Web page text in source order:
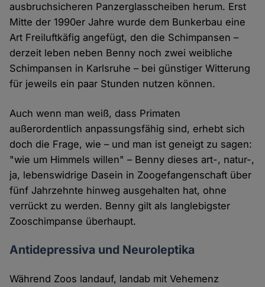
ausbruchsicheren Panzerglasscheiben herum. Erst
Mitte der 1990er Jahre wurde dem Bunkerbau eine
Art Freiluftkäfig angefügt, den die Schimpansen –
derzeit leben neben Benny noch zwei weibliche
Schimpansen in Karlsruhe – bei günstiger Witterung
für jeweils ein paar Stunden nutzen können.
Auch wenn man weiß, dass Primaten
außerordentlich anpassungsfähig sind, erhebt sich
doch die Frage, wie – und man ist geneigt zu sagen:
"wie um Himmels willen" – Benny dieses art-, natur-,
ja, lebenswidrige Dasein in Zoogefangenschaft über
fünf Jahrzehnte hinweg ausgehalten hat, ohne
verrückt zu werden. Benny gilt als langlebigster
Zooschimpanse überhaupt.
Antidepressiva und Neuroleptika
Während Zoos landauf, landab mit Vehemenz